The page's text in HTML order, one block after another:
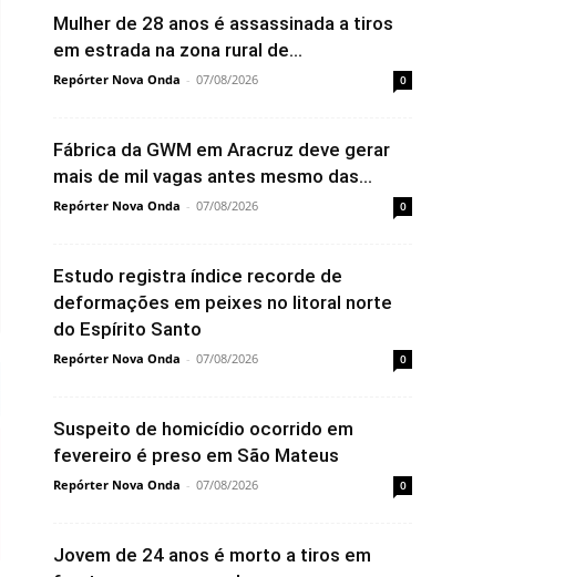
Mulher de 28 anos é assassinada a tiros
em estrada na zona rural de...
Repórter Nova Onda - 07/08/2026 0
Fábrica da GWM em Aracruz deve gerar
mais de mil vagas antes mesmo das...
Repórter Nova Onda - 07/08/2026 0
Estudo registra índice recorde de
deformações em peixes no litoral norte
do Espírito Santo
Repórter Nova Onda - 07/08/2026 0
Suspeito de homicídio ocorrido em
fevereiro é preso em São Mateus
Repórter Nova Onda - 07/08/2026 0
Jovem de 24 anos é morto a tiros em